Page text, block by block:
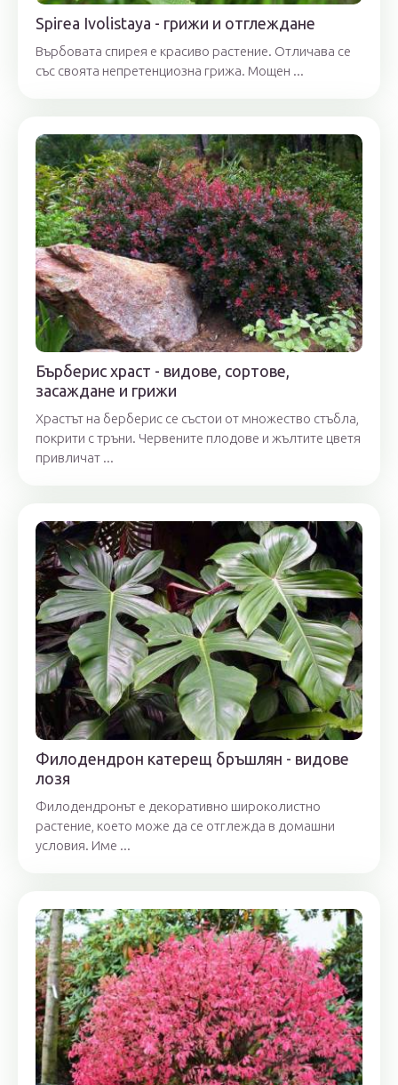
Spirea Ivolistaya - грижи и отглеждане
Върбовата спирея е красиво растение. Отличава се
със своята непретенциозна грижа. Мощен ...
Бърберис храст - видове, сортове,
засаждане и грижи
Храстът на берберис се състои от множество стъбла,
покрити с тръни. Червените плодове и жълтите цветя
привличат ...
Филодендрон катерещ бръшлян - видове
лозя
Филодендронът е декоративно широколистно
растение, което може да се отглежда в домашни
условия. Име ...